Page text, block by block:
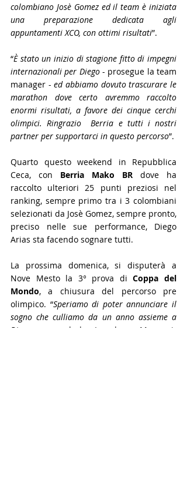
colombiano Josè Gomez ed il team è iniziata
una preparazione dedicata agli
appuntamenti XCO, con ottimi risultati”.
“È stato un inizio di stagione fitto di impegni
internazionali per Diego - prosegue la team
manager - ed abbiamo dovuto trascurare le
marathon dove certo avremmo raccolto
enormi risultati, a favore dei cinque cerchi
olimpici. Ringrazio  Berria e tutti i nostri
partner per supportarci in questo percorso”.
Quarto questo weekend in Repubblica
Ceca, con Berria Mako BR dove ha
raccolto ulteriori 25 punti preziosi nel
ranking, sempre primo tra i 3 colombiani
selezionati da Josè Gomez, sempre pronto,
preciso nelle sue performance, Diego
Arias sta facendo sognare tutti.
La prossima domenica, si disputerà a
Nove Mesto la 3° prova di Coppa del
Mondo, a chiusura del percorso pre
olimpico. “Speriamo di poter annunciare il
sogno che culliamo da un anno assieme a
Diego